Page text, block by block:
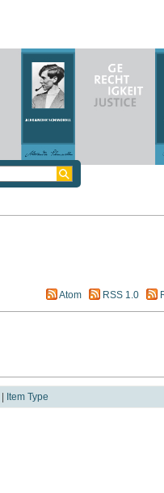
Atom RSS 1.0
Item Type